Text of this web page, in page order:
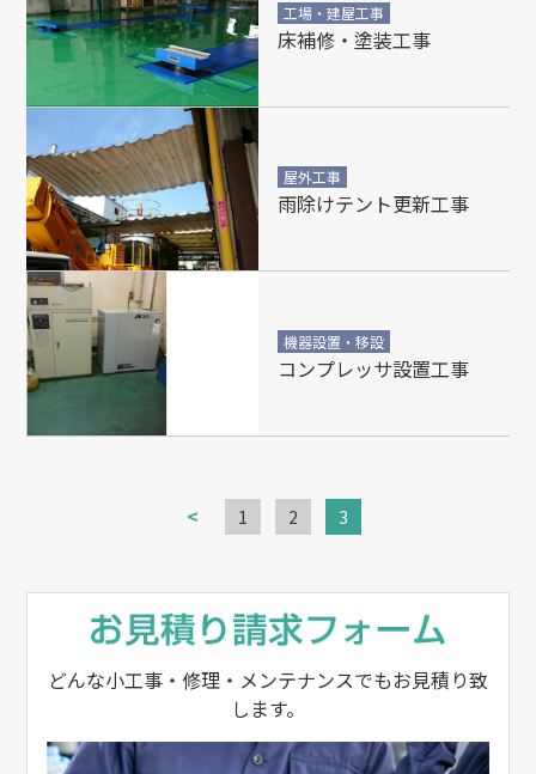
工場・建屋工事
床補修・塗装工事
屋外工事
雨除けテント更新工事
機器設置・移設
コンプレッサ設置工事
< 1 2 3
どんな小工事・修理・メンテナンスでもお見積り致
します。